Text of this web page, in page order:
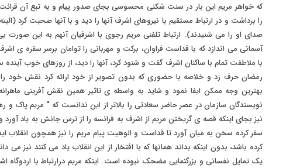
که خواهر مریم این بار در سنت شکنی محسوسی بجای صدور پیام و به تبع آن
را برداشت و در ارتباط مستقیم با نیروهای اشرف آنها را دید و با آنها صحبت کرد
صدای او را می شنیدند). ارتباط تلفنی مریم رجوی با اشرفیان آنهم به این صورت بی
آسمانی می اندازد که با قداست فراوان، برکت و مهربانی را توامان برسر سفره ی
با ملاطفت تمام با ساکنان اشرف گفت و شنود کرد، آنها را دید، از روزهای خوب
رمضان حرف زد و خلاصه با حضوری که بدون تصویر از خود ارائه کرد نقش خود را
بهترین وجه ممکن ایفا نمود و شاید به واسطه ی تاثیر همین نقش آفرینی
نویسندگان سازمان در عصر حاضر سعادتی را بالاتر از این ندانست که " مریم پاک و
نیز بجای اینکه قصه ی گریختن مریم از اشرف به فرانسه را از ترس جانش به یاد آورد و
سفر کرده سخن به میان آورد تا قداست و الوهیت پیام مریم را نیز همچون انقلاب
کرده باشد، بدون اینکه بداند همانها که با افتخار از این انقلاب یاد می کنند نیز می
یک تمایل نفسانی و بزرگنمایی مضحک نبوده است. اینکه مریم درارتباط با اردوگاه